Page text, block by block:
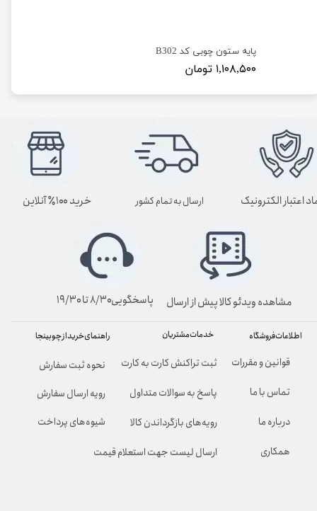
پایه ستون چوبی کد B302
۱,۱۰۸,۵۰۰ تومان
راهنمای خرید از چوبینجا
نحوه ثبت سفارش
رویه ارسال سفارش
شیوه‌های پرداخت
خدمات مشتریان
ثبت تراکنش کارت به کارت
پاسخ به سوالات متداول
رویه‌های بازگرداندن کالا
ارسال لیست جهت استعلام قیمت
اطلاعات فروشگاه
قوانین و مقررات
تماس با ما
درباره ما
همکاری
ارسال به تمام کشور
پاسخگویی۸/۳۰ تا ۱۹/۳۰
اعتبار الکترونیک خرید ۱۰۰٪ آنلاین
مشاهده ویدئو کالا پیش از ارسال